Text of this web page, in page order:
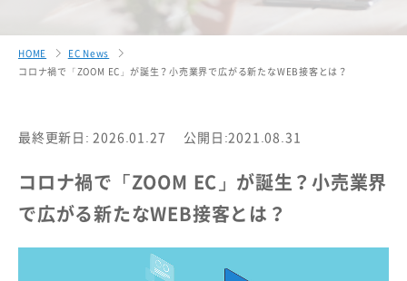
HOME
EC News
コロナ禍で「ZOOM EC」が誕生？小売業界で広がる新たなWEB接客とは？
最終更新日: 2026.01.27 公開日:2021.08.31
コロナ禍で「ZOOM EC」が誕生？小売業界
で広がる新たなWEB接客とは？